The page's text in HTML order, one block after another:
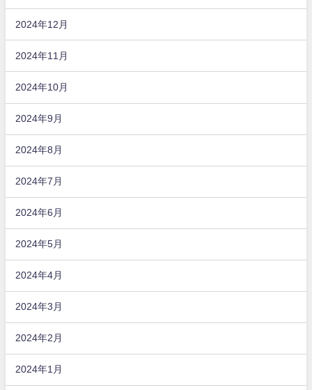
2024年12月
2024年11月
2024年10月
2024年9月
2024年8月
2024年7月
2024年6月
2024年5月
2024年4月
2024年3月
2024年2月
2024年1月